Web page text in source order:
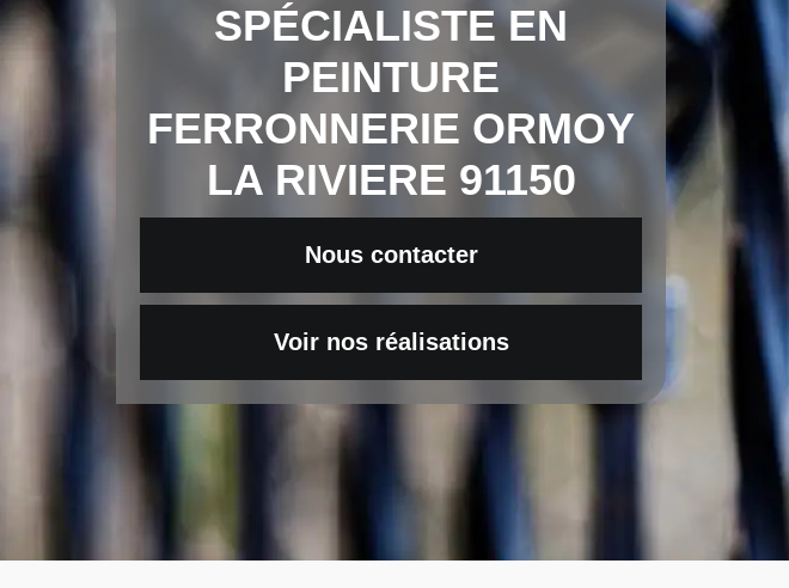
SPÉCIALISTE EN
PEINTURE
FERRONNERIE ORMOY
LA RIVIERE 91150
Nous contacter
Voir nos réalisations